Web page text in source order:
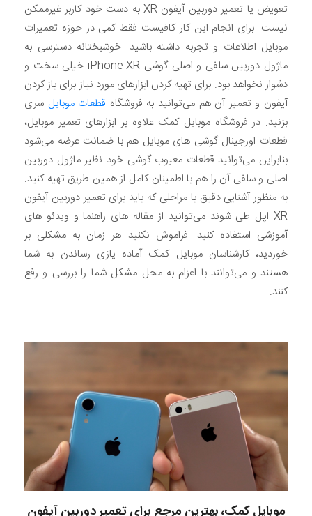
تعویض یا تعمیر دوربین آیفون XR به دست خود کاربر غیرممکن
نیست. برای انجام این کار کافیست فقط کمی در حوزه تعمیرات
موبایل اطلاعات و تجربه داشته باشید. خوشبختانه دسترسی به
ماژول دوربین سلفی و اصلی گوشی iPhone XR خیلی سخت و
دشوار نخواهد بود. برای تهیه کردن ابزارهای مورد نیاز برای باز کردن
آیفون و تعمیر آن هم می‌توانید به فروشگاه قطعات موبایل سری
بزنید. در فروشگاه موبایل کمک علاوه بر ابزارهای تعمیر موبایل،
قطعات اورجینال گوشی های موبایل هم با ضمانت عرضه می‌شود
بنابراین می‌توانید قطعات معیوب گوشی خود نظیر ماژول دوربین
اصلی و سلفی آن را هم با اطمینان کامل از همین طریق تهیه کنید.
به منظور آشنایی دقیق با مراحلی که باید برای تعمیر دوربین آیفون
XR اپل طی شوند می‌توانید از مقاله های راهنما و ویدئو های
آموزشی استفاده کنید. فراموش نکنید هر زمان به مشکلی بر
خوردید، کارشناسان موبایل کمک آماده یازی رساندن به شما
هستند و می‌توانند با اعزام به محل مشکل شما را بررسی و رفع
کنند.
موبایل کمک، بهترین مرجع برای تعمیر دوربین آیفون